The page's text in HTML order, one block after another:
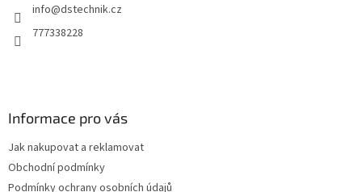
info@dstechnik.cz
777338228
Informace pro vás
Jak nakupovat a reklamovat
Obchodní podmínky
Podmínky ochrany osobních údajů